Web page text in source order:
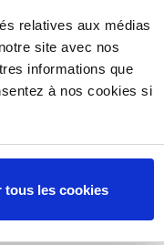
relatives aux médias
site avec nos
informations que
à nos cookies si
tous les cookies